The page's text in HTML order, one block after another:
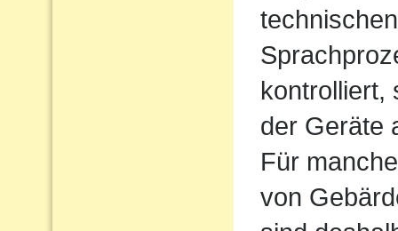
kontrolliert,
der Geräte
Für
von